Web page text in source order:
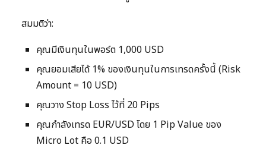
สมมติว่า:
คุณมีเงินทุนในพอร์ต 1,000 USD
คุณยอมเสียได้ 1% ของเงินทุนในการเทรดครั้งนี้ (Risk
Amount = 10 USD)
คุณวาง Stop Loss ไว้ที่ 20 Pips
คุณกำลังเทรด EUR/USD โดย 1 Pip Value ของ
Micro Lot คือ 0.1 USD